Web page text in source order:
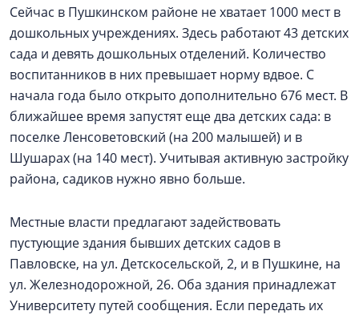
Сейчас в Пушкинcком районе не хватает 1000 мест в
дошкольных учреждениях. Здесь работают 43 детских
сада и девять дошкольных отделений. Количество
воспитанников в них превышает норму вдвое. С
начала года было открыто дополнительно 676 мест. В
ближайшее время запустят еще два детских сада: в
поселке Ленсоветовский (на 200 малышей) и в
Шушарах (на 140 мест). Учитывая активную застройку
района, садиков нужно явно больше.
Местные власти предлагают задействовать
пустующие здания бывших детских садов в
Павловске, на ул. Детскосельской, 2, и в Пушкине, на
ул. Железнодорожной, 26. Оба здания принадлежат
Университету путей сообщения. Если передать их